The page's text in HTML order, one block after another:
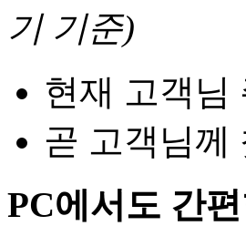
기 기준)
현재 고객님
곧 고객님께
PC에서도 간